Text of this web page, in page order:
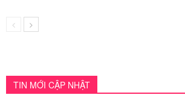
TIN MỚI CẬP NHẬT